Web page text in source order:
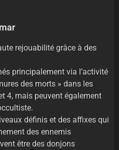
rejouabilité grâce à des
principalement via l’activité
des morts » dans les
4, mais peuvent également
définis et des affixes qui
des ennemis
être des donjons